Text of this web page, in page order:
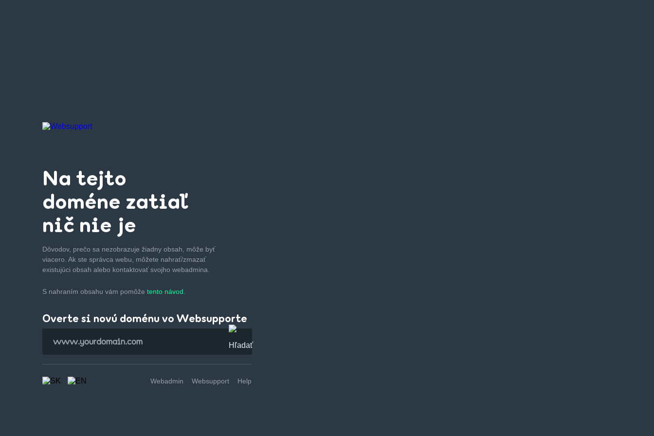
Na tejto
doméne zatiaľ
nič nie je
Dôvodov, prečo sa nezobrazuje žiadny obsah, môže byť
viacero. Ak ste správca webu, môžete nahrať/zmazať
existujúci obsah alebo kontaktovať svojho webadmina.
S nahraním obsahu vám pomôže tento návod.
Overte si novú doménu vo Websupporte
Webadmin Websupport Help